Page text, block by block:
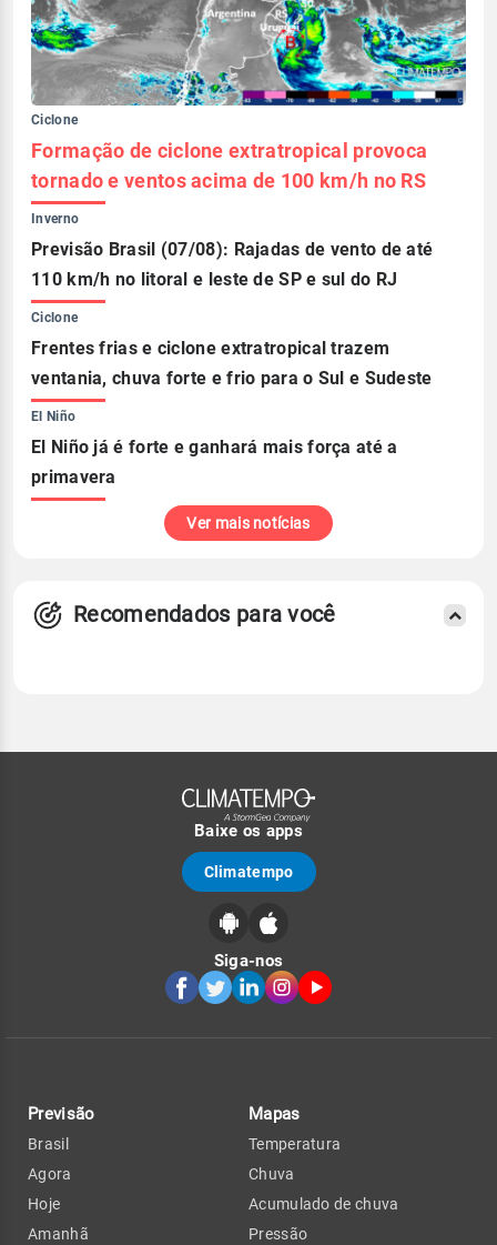
Ciclone
Formação de ciclone extratropical provoca
tornado e ventos acima de 100 km/h no RS
Inverno
Previsão Brasil (07/08): Rajadas de vento de até
110 km/h no litoral e leste de SP e sul do RJ
Ciclone
Frentes frias e ciclone extratropical trazem
ventania, chuva forte e frio para o Sul e Sudeste
El Niño
El Niño já é forte e ganhará mais força até a
primavera
Ver mais notícias
Recomendados para você
Baixe os apps
Climatempo
Siga-nos
Previsão
Brasil
Agora
Hoje
Amanhã
Mapas
Temperatura
Chuva
Acumulado de chuva
Pressão